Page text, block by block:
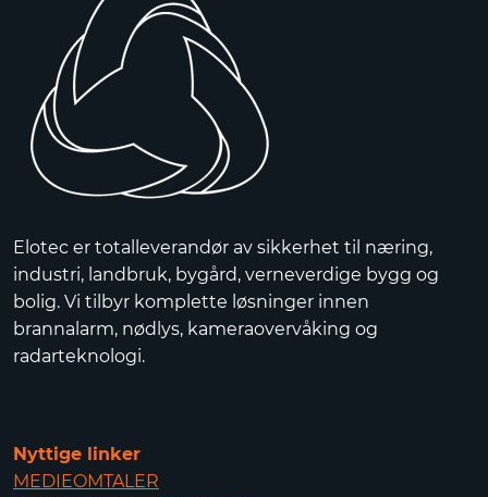
Elotec er totalleverandør av sikkerhet til næring,
industri, landbruk, bygård, verneverdige bygg og
bolig. Vi tilbyr komplette løsninger innen
brannalarm, nødlys, kameraovervåking og
radarteknologi.
Nyttige linker
MEDIEOMTALER